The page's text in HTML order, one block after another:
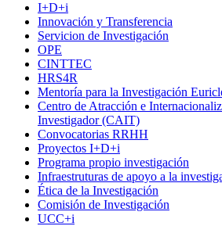
I+D+i
Innovación y Transferencia
Servicion de Investigación
OPE
CINTTEC
HRS4R
Mentoría para la Investigación
Centro de Atracción e
Investigador (CAIT)
Convocatorias RRHH
Proyectos I+D+i
Programa propio investigación
Infraestruturas de apoyo a la
Ética de la Investigación
Comisión de Investigación
UCC+i